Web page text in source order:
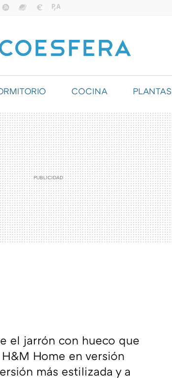
COCINA PLANTAS
ILUMINACIÓN
el jarrón con hueco que
Home en versión
más estilizada y a